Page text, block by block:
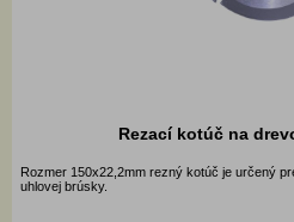
Rezací kotúč na
Rozmer 150x22,2mm rezný kotúč je určený
uhlovej brúsky.